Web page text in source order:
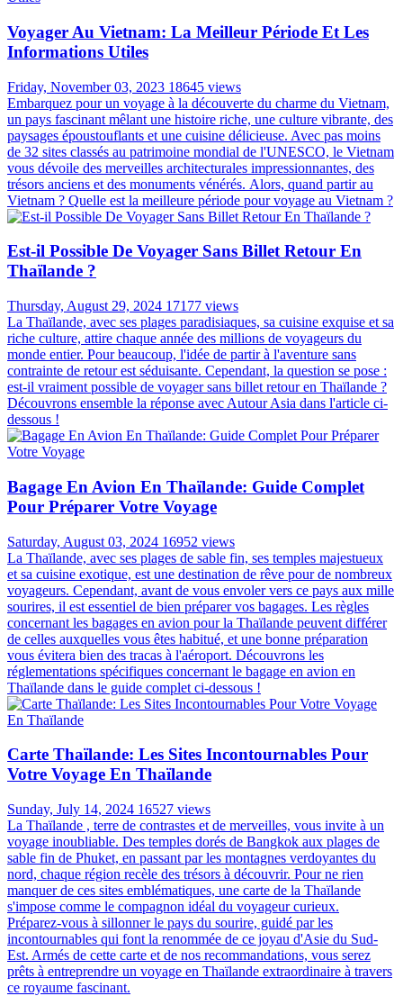
Voyager Au Vietnam: La Meilleur Période Et Les
Informations Utiles
Friday, November 03, 2023 18645 views
Embarquez pour un voyage à la découverte du charme du Vietnam,
un pays fascinant mêlant une histoire riche, une culture vibrante, des
paysages époustouflants et une cuisine délicieuse. Avec pas moins
de 32 sites classés au patrimoine mondial de l'UNESCO, le Vietnam
vous dévoile des merveilles architecturales impressionnantes, des
trésors anciens et des monuments vénérés. Alors, quand partir au
Vietnam ? Quelle est la meilleure période pour voyage au Vietnam ?
Est-il Possible De Voyager Sans Billet Retour En
Thaïlande ?
Thursday, August 29, 2024 17177 views
La Thaïlande, avec ses plages paradisiaques, sa cuisine exquise et sa
riche culture, attire chaque année des millions de voyageurs du
monde entier. Pour beaucoup, l'idée de partir à l'aventure sans
contrainte de retour est séduisante. Cependant, la question se pose :
est-il vraiment possible de voyager sans billet retour en Thaïlande ?
Découvrons ensemble la réponse avec Autour Asia dans l'article ci-
dessous !
Bagage En Avion En Thaïlande: Guide Complet
Pour Préparer Votre Voyage
Saturday, August 03, 2024 16952 views
La Thaïlande, avec ses plages de sable fin, ses temples majestueux
et sa cuisine exotique, est une destination de rêve pour de nombreux
voyageurs. Cependant, avant de vous envoler vers ce pays aux mille
sourires, il est essentiel de bien préparer vos bagages. Les règles
concernant les bagages en avion pour la Thaïlande peuvent différer
de celles auxquelles vous êtes habitué, et une bonne préparation
vous évitera bien des tracas à l'aéroport. Découvrons les
réglementations spécifiques concernant le bagage en avion en
Thaïlande dans le guide complet ci-dessous !
Carte Thaïlande: Les Sites Incontournables Pour
Votre Voyage En Thaïlande
Sunday, July 14, 2024 16527 views
La Thaïlande , terre de contrastes et de merveilles, vous invite à un
voyage inoubliable. Des temples dorés de Bangkok aux plages de
sable fin de Phuket, en passant par les montagnes verdoyantes du
nord, chaque région recèle des trésors à découvrir. Pour ne rien
manquer de ces sites emblématiques, une carte de la Thaïlande
s'impose comme le compagnon idéal du voyageur curieux.
Préparez-vous à sillonner le pays du sourire, guidé par les
incontournables qui font la renommée de ce joyau d'Asie du Sud-
Est. Armés de cette carte et de nos recommandations, vous serez
prêts à entreprendre un voyage en Thaïlande extraordinaire à travers
ce royaume fascinant.